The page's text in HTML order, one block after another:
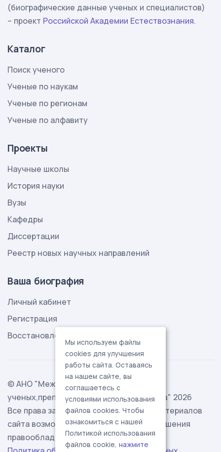
(биографические данные ученых и специалистов)
– проект Российской Академии Естествознания.
Каталог
Поиск ученого
Ученые по наукам
Ученые по регионам
Ученые по алфавиту
Проекты
Научные школы
История науки
Вузы
Кафедры
Диссертации
Реестр новых научных направлений
Ваша биография
Личный кабинет
Регистрация
Восстановление пароля
© АНО "Международная ассоциация
ученых,преподавателей и специалистов" 2026
Все права защищены. Использование материалов
сайта возможно исключительно с разрешения
правообладателя.
Мы используем файлы
cookies для улучшения
работы сайта. Оставаясь
на нашем сайте, вы
соглашаетесь с
условиями использования
файлов cookies. Чтобы
ознакомиться с нашей
Политикой использования
файлов cookie, нажмите